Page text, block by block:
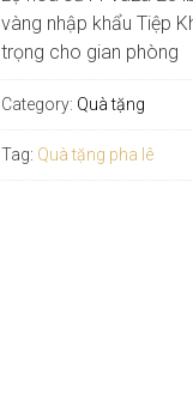
vàng nhập khẩu Tiệp
trọng cho gian phòng
Category: Quà tặng
Tag: Quà tặng pha lê